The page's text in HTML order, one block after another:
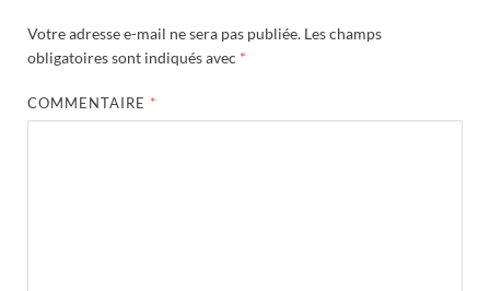
Votre adresse e-mail ne sera pas publiée. Les champs
obligatoires sont indiqués avec *
COMMENTAIRE *